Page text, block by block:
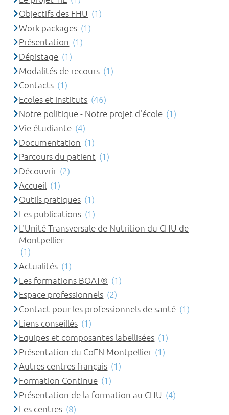
Objectifs des FHU (1)
Work packages (1)
Présentation (1)
Dépistage (1)
Modalités de recours (1)
Contacts (1)
Ecoles et instituts (46)
Notre politique - Notre projet d'école (1)
Vie étudiante (4)
Documentation (1)
Parcours du patient (1)
Découvrir (2)
Accueil (1)
Outils pratiques (1)
Les publications (1)
L'Unité Transversale de Nutrition du CHU de
Montpellier
(1)
Actualités (1)
Les formations BOAT® (1)
Espace professionnels (2)
Contact pour les professionnels de santé (1)
Liens conseillés (1)
Equipes et composantes labellisées (1)
Présentation du CoEN Montpellier (1)
Autres centres français (1)
Formation Continue (1)
Présentation de la formation au CHU (4)
Les centres (8)